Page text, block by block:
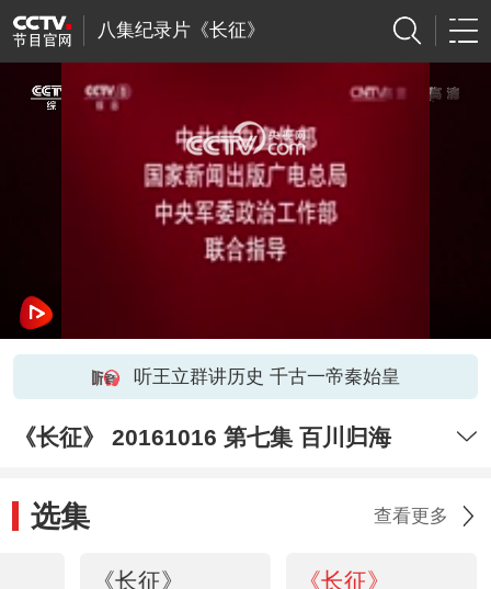
八集纪录片《长征》
网络开小差了，请稍后再试
听王立群讲历史 千古一帝秦始皇
《长征》 20161016 第七集 百川归海
选集 查看更多
《长征》
《长征》